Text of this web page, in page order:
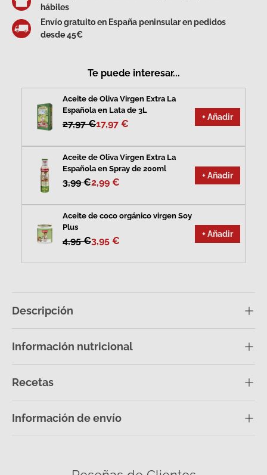
hábiles
Envío gratuito en España peninsular en pedidos
desde 45€
Te puede interesar...
Aceite de Oliva Virgen Extra La
Española en Lata de 3L
27,97 €17,97 €
+ Añadir
Aceite de Oliva Virgen Extra La
Española en Spray de 200ml
3,99 €2,99 €
+ Añadir
Aceite de coco orgánico virgen Soy
Plus
4,95 €3,95 €
+ Añadir
Descripción
Información nutricional
Recetas
Información de envío